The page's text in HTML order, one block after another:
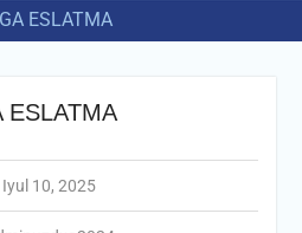
ESLATMA
ESLATMA
Iyul 10, 2025